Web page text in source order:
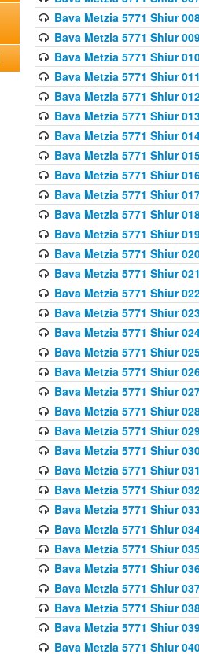
Bava Metzia 5771 Shiur
Bava Metzia 5771 Shiur
Bava Metzia 5771 Shiur
Bava Metzia 5771 Shiur
Bava Metzia 5771 Shiur
Bava Metzia 5771 Shiur
Bava Metzia 5771 Shiur
Bava Metzia 5771 Shiur
Bava Metzia 5771 Shiur
Bava Metzia 5771 Shiur
Bava Metzia 5771 Shiur
Bava Metzia 5771 Shiur
Bava Metzia 5771 Shiur
Bava Metzia 5771 Shiur
Bava Metzia 5771 Shiur
Bava Metzia 5771 Shiur
Bava Metzia 5771 Shiur
Bava Metzia 5771 Shiur
Bava Metzia 5771 Shiur
Bava Metzia 5771 Shiur
Bava Metzia 5771 Shiur
Bava Metzia 5771 Shiur
Bava Metzia 5771 Shiur
Bava Metzia 5771 Shiur
Bava Metzia 5771 Shiur
Bava Metzia 5771 Shiur
Bava Metzia 5771 Shiur
Bava Metzia 5771 Shiur
Bava Metzia 5771 Shiur
Bava Metzia 5771 Shiur
Bava Metzia 5771 Shiur
Bava Metzia 5771 Shiur
Bava Metzia 5771 Shiur